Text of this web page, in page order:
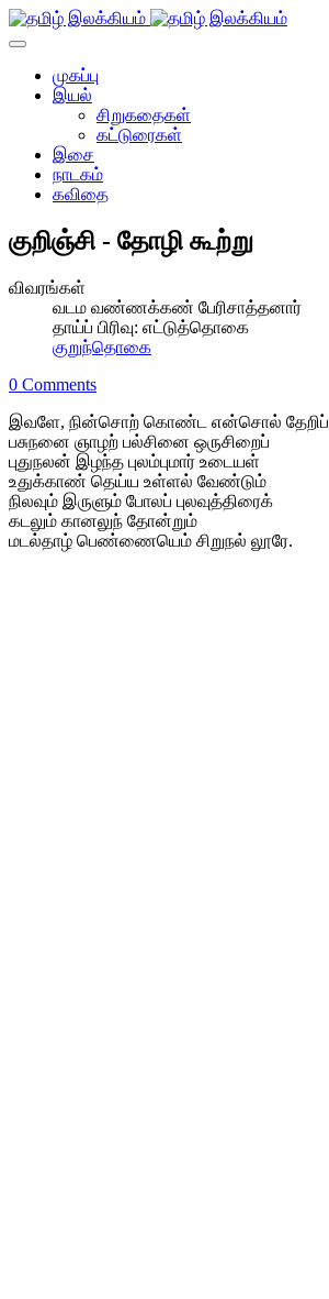
முகப்பு
இயல்
சிறுகதைகள்
கட்டுரைகள்
இசை
நாடகம்
கவிதை
குறிஞ்சி - தோழி கூற்று
விவரங்கள்
வடம வண்ணக்கண் பேரிசாத்தனார்
தாய்ப் பிரிவு: எட்டுத்தொகை
குறுந்தொகை
0 Comments
இவளே, நின்சொற் கொண்ட என்சொல் தேறிப்
பசுநனை ஞாழற் பல்சினை ஒருசிறைப்
புதுநலன் இழந்த புலம்புமார் உடையள்
உதுக்காண் தெய்ய உள்ளல் வேண்டும்
நிலவும் இருளும் போலப் புலவுத்திரைக்
கடலும் கானலுந் தோன்றும்
மடல்தாழ் பெண்ணையெம் சிறுநல் லூரே.